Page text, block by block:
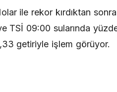
ile rekor kırdıktan
TSİ 09:00 sularında
getiriyle işlem görüyor.